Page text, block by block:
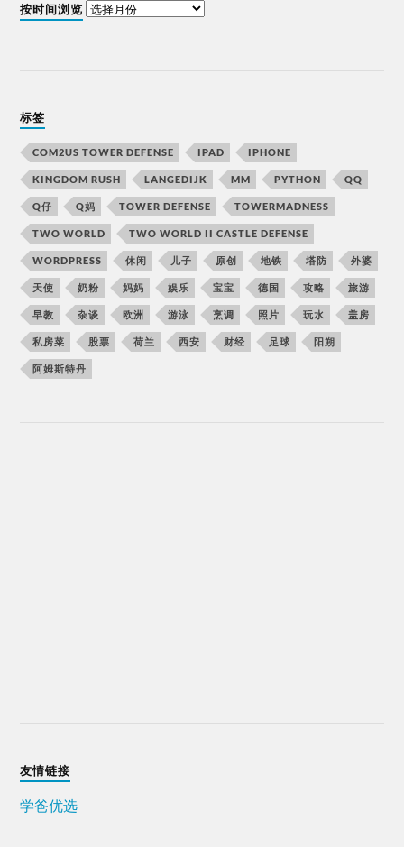
按时间浏览
标签
COM2US TOWER DEFENSE IPAD IPHONE
KINGDOM RUSH LANGEDIJK MM PYTHON QQ
Q仔 Q妈 TOWER DEFENSE TOWERMADNESS
TWO WORLD TWO WORLD II CASTLE DEFENSE
WORDPRESS 休闲 儿子 原创 地铁 塔防 外婆
天使 奶粉 妈妈 娱乐 宝宝 德国 攻略 旅游
早教 杂谈 欧洲 游泳 烹调 照片 玩水 盖房
私房菜 股票 荷兰 西安 财经 足球 阳朔
阿姆斯特丹
友情链接
学爸优选